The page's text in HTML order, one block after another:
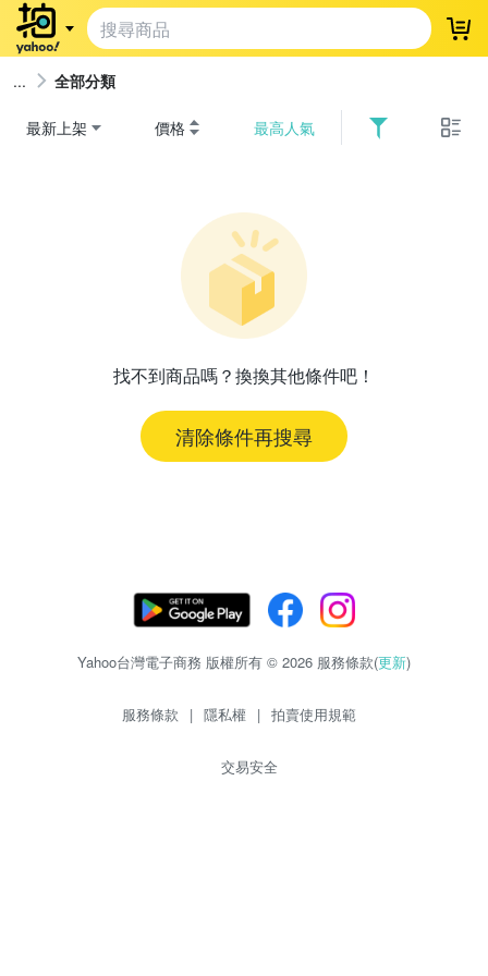
登
全部分類
最新上架 價格 最高人氣
找不到商品嗎？換換其他條件吧！
清除條件再搜尋
Yahoo台灣電子商務 版權所有 © 2026 服務條款(更新)
服務條款 | 隱私權 | 拍賣使用規範
交易安全